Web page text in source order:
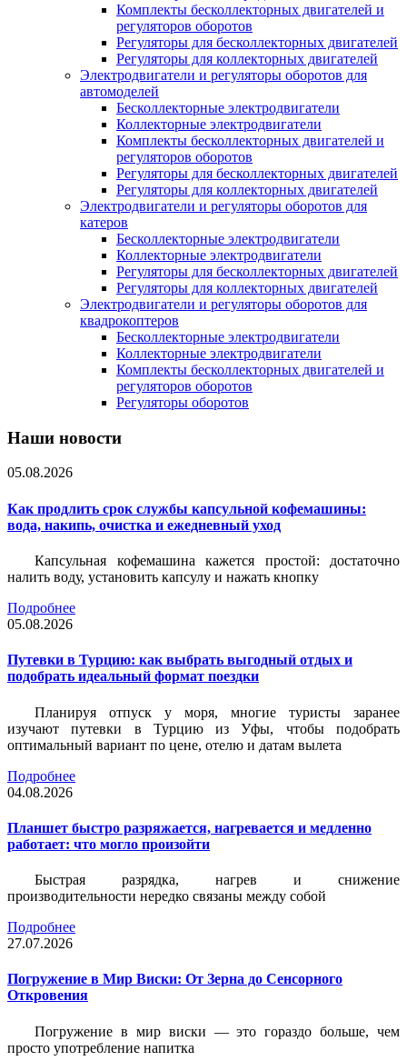
Комплекты бесколлекторных двигателей и
регуляторов оборотов
Регуляторы для бесколлекторных двигателей
Регуляторы для коллекторных двигателей
Электродвигатели и регуляторы оборотов для
автомоделей
Бесколлекторные электродвигатели
Коллекторные электродвигатели
Комплекты бесколлекторных двигателей и
регуляторов оборотов
Регуляторы для бесколлекторных двигателей
Регуляторы для коллекторных двигателей
Электродвигатели и регуляторы оборотов для
катеров
Бесколлекторные электродвигатели
Коллекторные электродвигатели
Регуляторы для бесколлекторных двигателей
Регуляторы для коллекторных двигателей
Электродвигатели и регуляторы оборотов для
квадрокоптеров
Бесколлекторные электродвигатели
Коллекторные электродвигатели
Комплекты бесколлекторных двигателей и
регуляторов оборотов
Регуляторы оборотов
Наши новости
05.08.2026
Как продлить срок службы капсульной кофемашины:
вода, накипь, очистка и ежедневный уход
Капсульная кофемашина кажется простой: достаточно
налить воду, установить капсулу и нажать кнопку
Подробнее
05.08.2026
Путевки в Турцию: как выбрать выгодный отдых и
подобрать идеальный формат поездки
Планируя отпуск у моря, многие туристы заранее
изучают путевки в Турцию из Уфы, чтобы подобрать
оптимальный вариант по цене, отелю и датам вылета
Подробнее
04.08.2026
Планшет быстро разряжается, нагревается и медленно
работает: что могло произойти
Быстрая разрядка, нагрев и снижение
производительности нередко связаны между собой
Подробнее
27.07.2026
Погружение в Мир Виски: От Зерна до Сенсорного
Откровения
Погружение в мир виски — это гораздо больше, чем
просто употребление напитка